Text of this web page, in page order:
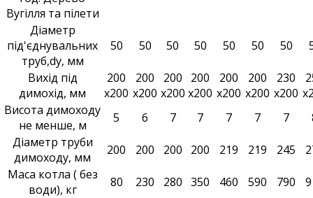
Вугілля та пілети
Діаметр
під'єднувальних
труб,dy, мм
50 50 50 50 50 50 50
Вихід під
димохід, мм
200
х200
200
х200
200
х200
200
х200
200
х200
200
х200
230
х200
Висота димоходу
не менше, м
5 6 7 7 7 7 7
Діаметр труби
димоходу, мм
200 200 200 200 219 219 245
Маса котла ( без
води), кг
80 230 280 350 460 590 790